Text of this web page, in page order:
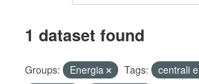
1 dataset found
Groups: Energia Tags:
centrali